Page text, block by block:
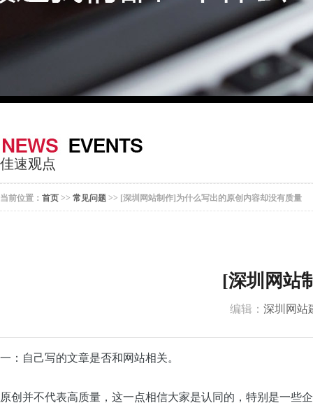
我
系
们
佳速观点
当前位置： 首页 >> 常见问题 >> [深圳网站制作]为什么写出的原创内容却没有质量
[深圳网站
编辑： 深圳网站
一：自己写的文章是否和网站相关。
原创并不代表高质量，这一点相信大家是认同的，特别是一些